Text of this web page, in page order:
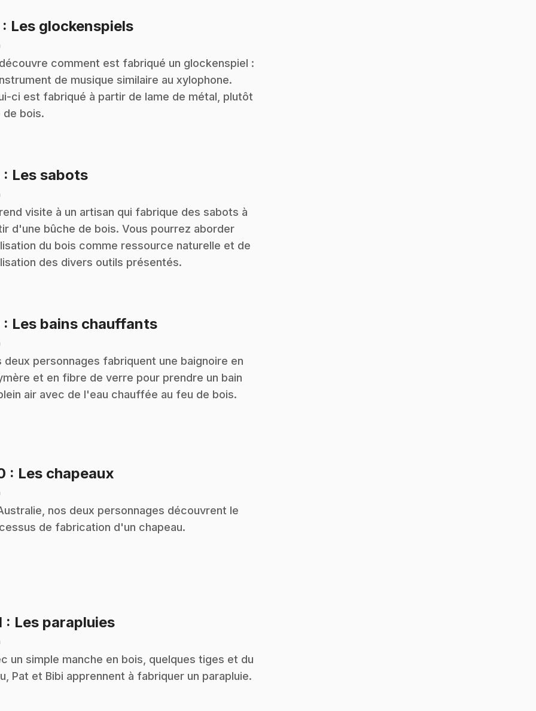
: Les glockenspiels.
comment est fabriqué un glockenspiel :
de musique similaire au xylophone.
ci est fabriqué à partir de lame de métal, plutôt
de bois.
: Les sabots.
visite à un artisan qui fabrique des sabots à
d'une bûche de bois. Vous pourrez aborder
du bois comme ressource naturelle et de
des divers outils présentés.
: Les bains chauffants.
deux personnages fabriquent une baignoire en
et en fibre de verre pour prendre un bain
air avec de l'eau chauffée au feu de bois.
: Les chapeaux
nos deux personnages découvrent le
de fabrication d'un chapeau.
: Les parapluies.
un simple manche en bois, quelques tiges et du
Pat et Bibi apprennent à fabriquer un parapluie.